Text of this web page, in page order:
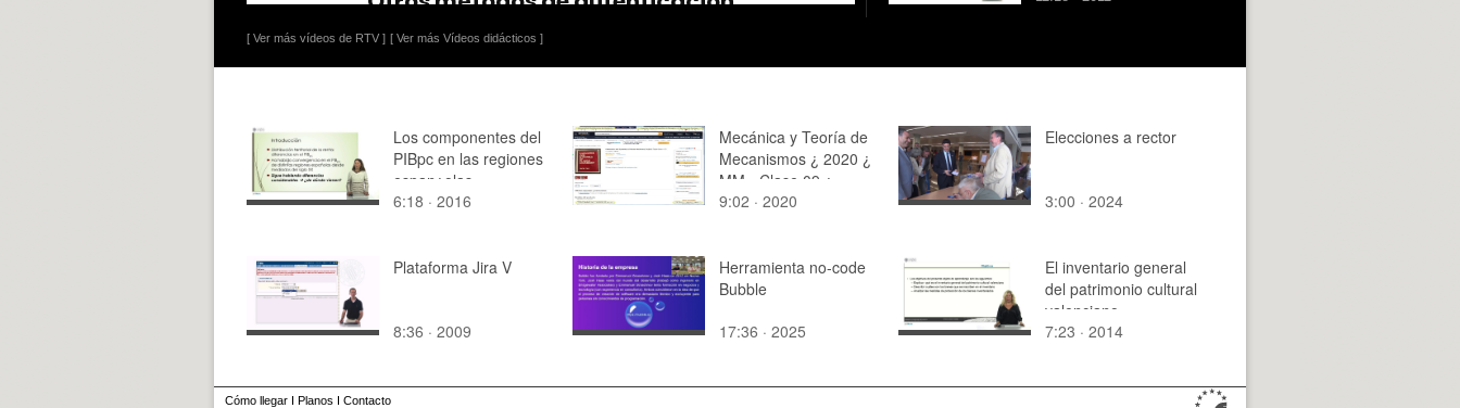
[ Ver más vídeos de RTV ] [ Ver más Vídeos didácticos ]
Los componentes del
PIBpc en las regiones
espan¿olas
6:18 · 2016
Mecánica y Teoría de
Mecanismos ¿ 2020 ¿
MM - Clase 09 ¿
Tramo 12 de 13
9:02 · 2020
Elecciones a rector
3:00 · 2024
Plataforma Jira V
8:36 · 2009
Herramienta no-code
Bubble
17:36 · 2025
El inventario general
del patrimonio cultural
valenciano
7:23 · 2014
Cómo llegar I Planos I Contacto